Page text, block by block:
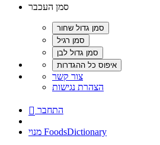
סמן העכבר
צור קשר
הצהרת נגישות
 התחבר
מנוי FoodsDictionary